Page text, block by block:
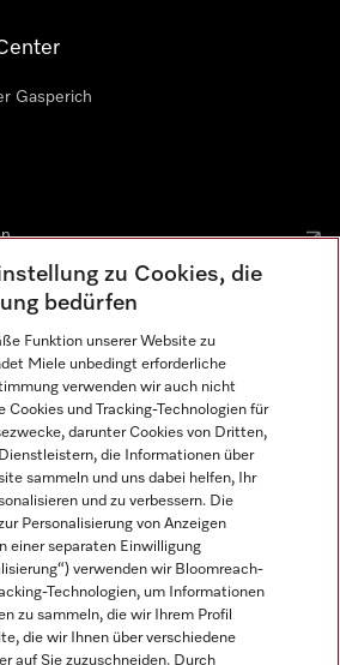
Gasperich
zu Cookies, die
bedürfen
Funktion unserer Website zu
Miele unbedingt erforderliche
verwenden wir auch nicht
Cookies und Tracking-Technologien für
darunter Cookies von Dritten,
die Informationen über
sammeln und uns dabei helfen, Ihr
und zu verbessern. Die
Personalisierung von Anzeigen
einer separaten Einwilligung
verwenden wir Bloomreach-
Technologien, um Informationen
zu sammeln, die wir Ihrem Profil
die wir Ihnen über verschiedene
auf Sie zuzuschneiden. Durch